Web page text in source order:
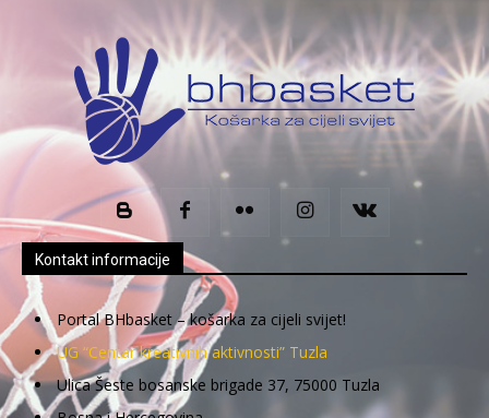
Kontakt informacije
Portal BHbasket – košarka za cijeli svijet!
UG “Centar kreativnih aktivnosti” Tuzla
Ulica Šeste bosanske brigade 37, 75000 Tuzla